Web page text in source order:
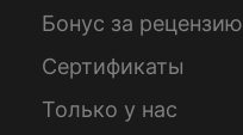
Бонус за рецензию
Сертификаты
Только у нас